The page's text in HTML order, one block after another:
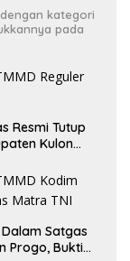
kategori
pada
Resmi Tutup
Kulon
Satgas
Progo, Bukti